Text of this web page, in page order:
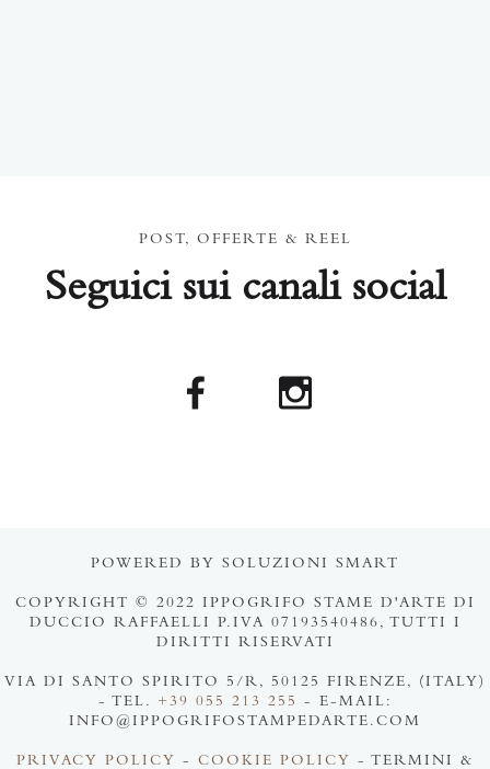
POST, OFFERTE & REEL
Seguici sui canali social
POWERED BY SOLUZIONI SMART
COPYRIGHT © 2022 IPPOGRIFO STAME D'ARTE DI
DUCCIO RAFFAELLI P.IVA 07193540486, TUTTI I
DIRITTI RISERVATI
VIA DI SANTO SPIRITO 5/R, 50125 FIRENZE, (ITALY)
- TEL.
+39 055 213 255
- E-MAIL:
INFO@IPPOGRIFOSTAMPEDARTE.COM
PRIVACY POLICY - COOKIE POLICY - TERMINI &